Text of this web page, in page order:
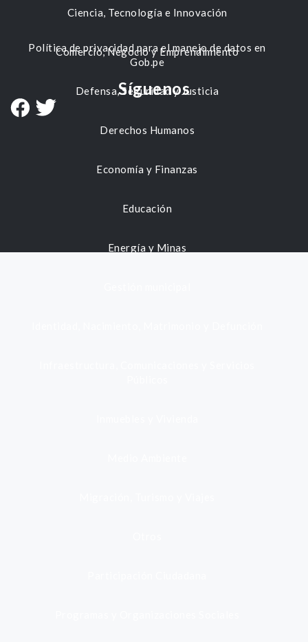
Ciencia, Tecnología e Innovación
Comercio, Negocio y Emprendimiento
Defensa, Seguridad y Justicia
Derechos Humanos
Economía y Finanzas
Educación
Energía y Minas
Política de privacidad para el manejo de datos en
Gob.pe
Síguenos